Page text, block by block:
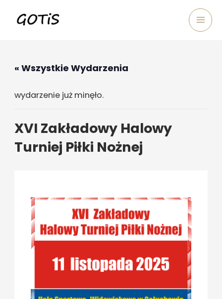
« Wszystkie Wydarzenia
wydarzenie już minęło.
XVI Zakładowy Halowy
Turniej Piłki Nożnej